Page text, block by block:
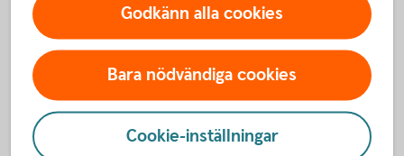
Familjejuridik och juridiska tjänster
Generationsskifte
Planerar ett ägarskifte i ditt företag eller har andra
stora tillgångar? Då kan det vara bra att skaffa sig en
Godkänn alla cookies
Bara nödvändiga cookies
Cookie-inställningar